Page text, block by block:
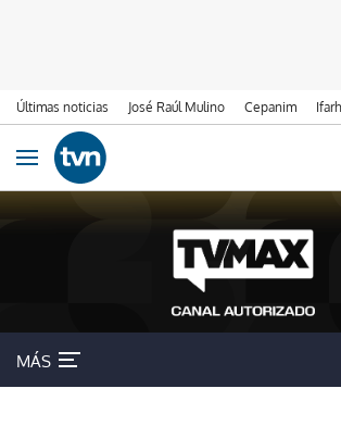
Últimas noticias José Raúl Mulino Cepanim
Ir al contenido
Obrir navegació
MÁS